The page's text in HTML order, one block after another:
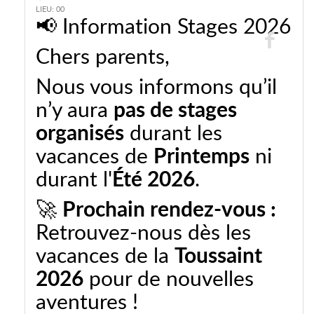
LIEU: 00
📢 Information Stages 2026
Chers parents,
Nous vous informons qu’il
n’y aura pas de stages
organisés durant les
vacances de Printemps ni
durant l' Été 2026.
🚀 Prochain rendez-vous :
Retrouvez-nous dès les
vacances de la Toussaint
2026 pour de nouvelles
aventures !